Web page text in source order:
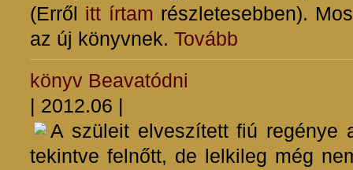
(Erről itt írtam részletesebben).
az új könyvnek. Tovább
könyv Beavatódni
| 2012.06 |
A szüleit elveszített fiú regénye
tekintve felnőtt, de lelkileg még